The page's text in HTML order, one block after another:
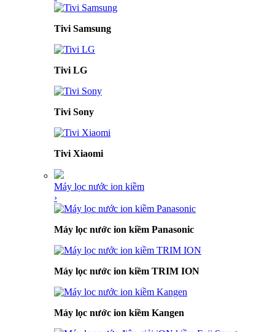
Tivi Samsung
Tivi LG
Tivi Sony
Tivi Xiaomi
Máy lọc nước ion kiềm
›
Máy lọc nước ion kiềm Panasonic
Máy lọc nước ion kiềm TRIM ION
Máy lọc nước ion kiềm Kangen